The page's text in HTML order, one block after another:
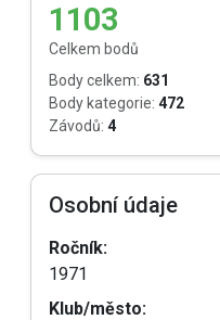
1103
Celkem bodů
Body celkem: 631
Body kategorie: 472
Závodů: 4
Osobní údaje
Ročník:
1971
Klub/město: